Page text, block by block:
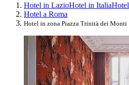
Hotel in LazioHotel in ItaliaHotel
Hotel a Roma
Hotel in zona Piazza Trinità dei Monti